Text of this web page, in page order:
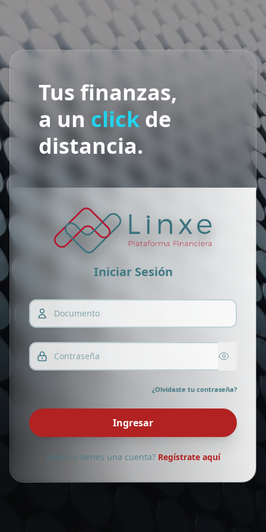
Tus finanzas,
a un click de
distancia.
Iniciar Sesión
¿Olvidaste tu contraseña?
Ingresar
¿Aún no tienes una cuenta? Regístrate aquí